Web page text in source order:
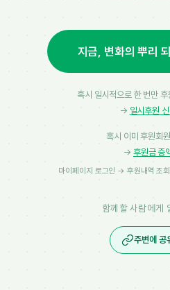
지금, 변화의 뿌리
혹시 일시적으로 한 번만
→ 일시후원 신
혹시 이미 후원회
→ 후원금 증
마이페이지 로그인 → 후원내역 조
함께할 사람에게
주변에 공